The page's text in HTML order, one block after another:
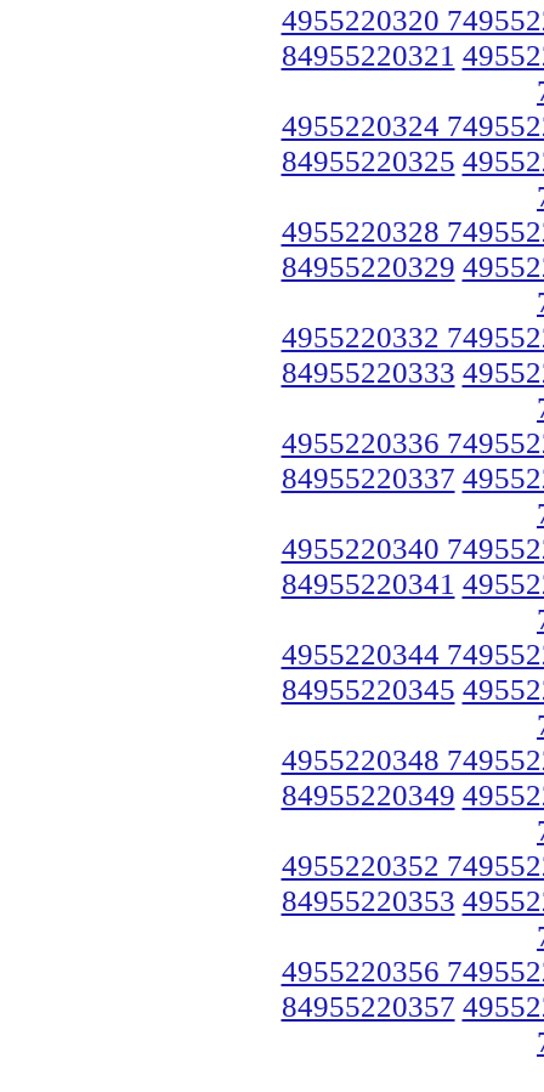
4955220320
84955220321
4955220324
84955220325
4955220328
84955220329
4955220332
84955220333
4955220336
84955220337
4955220340
84955220341
4955220344
84955220345
4955220348
84955220349
4955220352
84955220353
4955220356
84955220357